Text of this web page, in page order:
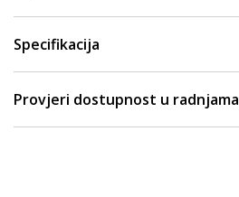
Specifikacija
Provjeri dostupnost u radnjama